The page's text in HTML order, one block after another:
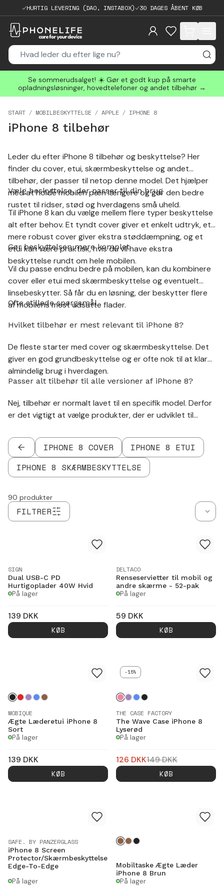
HURTIG LEVERING (DAO, INSTABOX) 30 DAGES ÅBENT KØB
items in cart,
Se sommerudsalget! ☀️ Gør et godt kup på smarte
opladningsløsninger, hovedtelefoner og andet tilbehør →
START MOBILBESKYTTELSE APPLE IPHONE 8
iPhone 8 tilbehør
Leder du efter iPhone 8 tilbehør og beskyttelse? Her
finder du cover, etui, skærmbeskyttelse og andet
tilbehør, der passer til netop denne model. Det hjælper
med at holde mobilen pæn længere og gør den bedre
rustet til ridser, stød og hverdagens små uheld.
Vælg beskyttelse, der passer til din brug
Til iPhone 8 kan du vælge mellem flere typer beskyttelse
alt efter behov. Et tyndt cover giver et enkelt udtryk, et
mere robust cover giver ekstra støddæmpning, og et
etui kan være praktisk, hvis du vil have ekstra
beskyttelse rundt om hele mobilen.
Gør beskyttelsen mere komplet
Vil du passe endnu bedre på mobilen, kan du kombinere
cover eller etui med skærmbeskyttelse og eventuelt
linsebeskytter. Så får du en løsning, der beskytter flere
af mobilens mest udsatte flader.
Ofte stillede spørgsmål
Hvilket tilbehør er mest relevant til iPhone 8?
De fleste starter med cover og skærmbeskyttelse. Det
giver en god grundbeskyttelse og er ofte nok til at klare
almindelig brug i hverdagen.
Passer alt tilbehør til alle versioner af iPhone 8?
Nej, tilbehør er normalt lavet til en specifik model. Derfor
er det vigtigt at vælge produkter, der er udviklet til
TILBAGEIPHONE 8 COVER
IPHONE 8 ETUI
IPHONE 8 SKÆRMBESKYTTELSE
FILTRER
90 produkter
SIGN
Dual USB-C PD
Hurtigoplader 40W Hvid
På lager
139 DKK
KØB
DELTACO
Renseservietter til mobil og
andre skærme - 52-pak
På lager
59 DKK
KØB
MOBIQUE
Ægte Læderetui iPhone 8
Sort
På lager
139 DKK
KØB
-15%
THE CASE FACTORY
The Wave Case iPhone 8
Lyserød
På lager
126 DKK149DKK
KØB
SAFE. BY PANZERGLASS
iPhone 8 Screen
Protector/Skærmbeskyttelse
Edge-To-Edge
På lager
Mobiltaske Ægte Læder
iPhone 8 Brun
På lager